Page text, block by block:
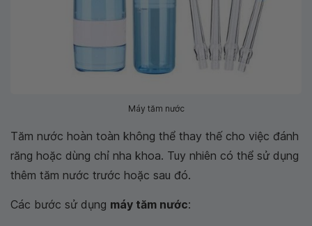
Máy tăm nước
Tăm nước hoàn toàn không thể thay thế cho việc đánh
răng hoặc dùng chỉ nha khoa. Tuy nhiên có thể sử dụng
thêm tăm nước trước hoặc sau đó.
Các bước sử dụng máy tăm nước: